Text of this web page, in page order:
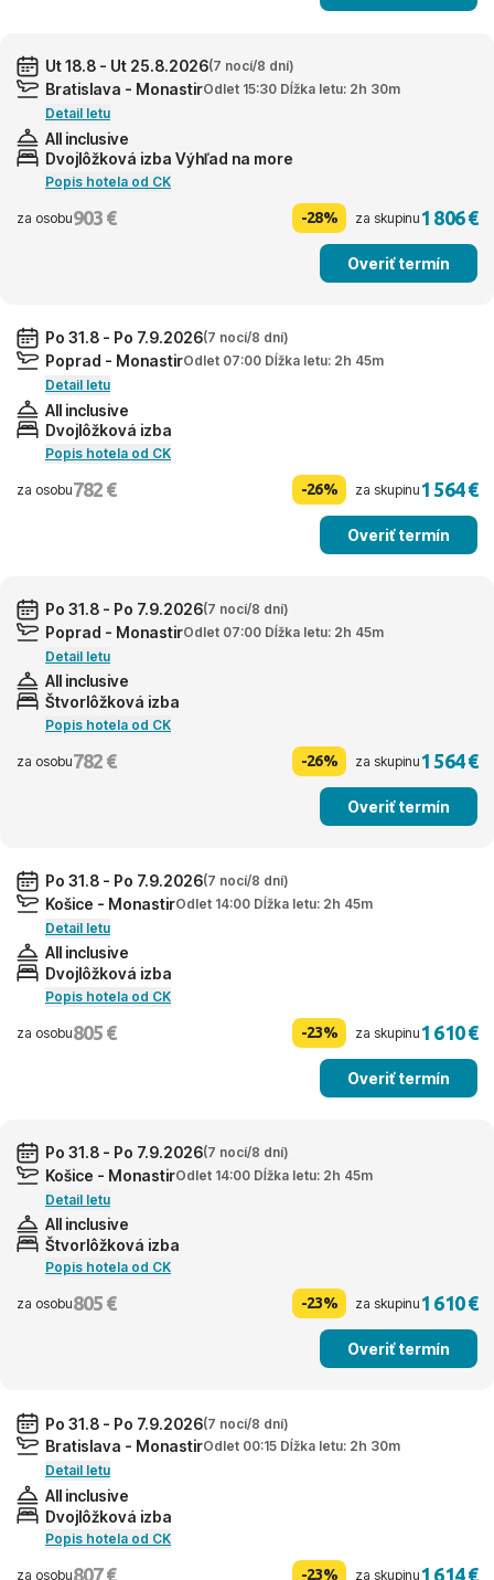
Ut 18.8 - Ut 25.8.2026(7 nocí/8 dní)
Bratislava - MonastirOdlet 15:30 Dĺžka letu: 2h 30m
Detail letu
All inclusive
Dvojlôžková izba Výhľad na more
Popis hotela od CK
za osobu903 € -28% za skupinu1 806 €
Overiť termín
Po 31.8 - Po 7.9.2026(7 nocí/8 dní)
Poprad - MonastirOdlet 07:00 Dĺžka letu: 2h 45m
Detail letu
All inclusive
Dvojlôžková izba
Popis hotela od CK
za osobu782 € -26% za skupinu1 564 €
Overiť termín
Po 31.8 - Po 7.9.2026(7 nocí/8 dní)
Poprad - MonastirOdlet 07:00 Dĺžka letu: 2h 45m
Detail letu
All inclusive
Štvorlôžková izba
Popis hotela od CK
za osobu782 € -26% za skupinu1 564 €
Overiť termín
Po 31.8 - Po 7.9.2026(7 nocí/8 dní)
Košice - MonastirOdlet 14:00 Dĺžka letu: 2h 45m
Detail letu
All inclusive
Dvojlôžková izba
Popis hotela od CK
za osobu805 € -23% za skupinu1 610 €
Overiť termín
Po 31.8 - Po 7.9.2026(7 nocí/8 dní)
Košice - MonastirOdlet 14:00 Dĺžka letu: 2h 45m
Detail letu
All inclusive
Štvorlôžková izba
Popis hotela od CK
za osobu805 € -23% za skupinu1 610 €
Overiť termín
Po 31.8 - Po 7.9.2026(7 nocí/8 dní)
Bratislava - MonastirOdlet 00:15 Dĺžka letu: 2h 30m
Detail letu
All inclusive
Dvojlôžková izba
Popis hotela od CK
za osobu807 € -23% za skupinu1 614 €